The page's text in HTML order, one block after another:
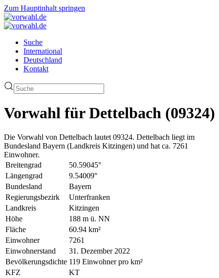
Zum Hauptinhalt springen
Suche
International
Deutschland
Kontakt
Vorwahl für Dettelbach (09324)
Die Vorwahl von Dettelbach lautet 09324. Dettelbach liegt im
Bundesland Bayern (Landkreis Kitzingen) und hat ca. 7261
Einwohner.
Breitengrad
50.59045°
Längengrad
9.54009°
Bundesland
Bayern
Regierungsbezirk
Unterfranken
Landkreis
Kitzingen
Höhe
188 m ü. NN
Fläche
60.94 km²
Einwohner
7261
Einwohnerstand
31. Dezember 2022
Bevölkerungsdichte 119 Einwohner pro km²
KFZ
KT